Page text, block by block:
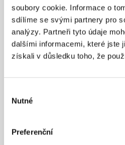
soubory cookie. Informace o
sdílíme se svými partnery pro
analýzy. Partneři tyto údaje
dalšími informacemi, které jste
získali v důsledku toho, že
souhlasu
Nutné
Preferenční